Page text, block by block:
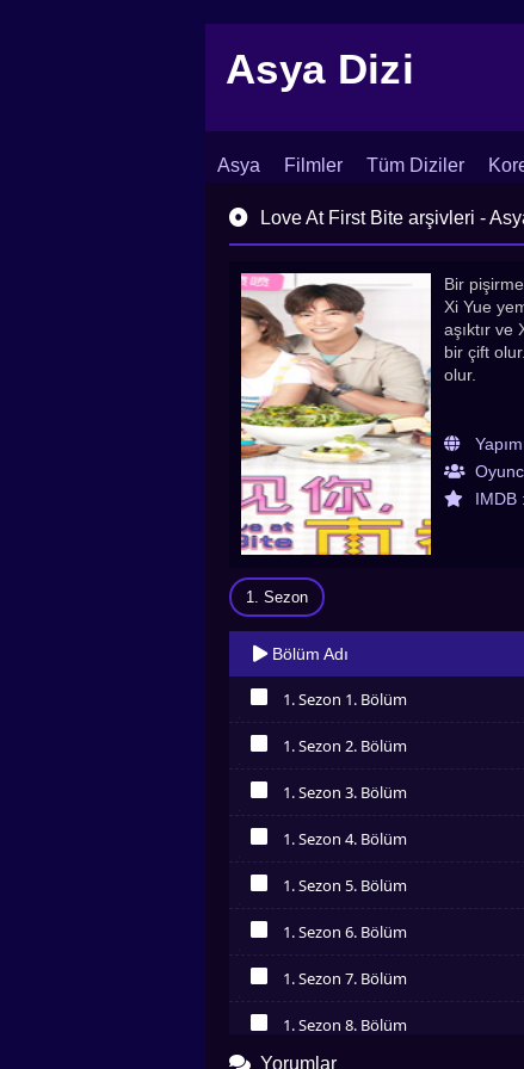
Asya Dizi
Asya Filmler Tüm Diziler
İletişim Blog Dizi Arşivi
Love At First Bite arşivleri -
Bir
Xi Yue
aşıktır
bir çift
olur.
Yapım
IMDB :
1. Sezon
Bölüm Adı
1. Sezon 1. Bölüm
1. Sezon 2. Bölüm
1. Sezon 3. Bölüm
1. Sezon 4. Bölüm
1. Sezon 5. Bölüm
1. Sezon 6. Bölüm
1. Sezon 7. Bölüm
İzledim
1. Sezon 8. Bölüm
Yorumlar